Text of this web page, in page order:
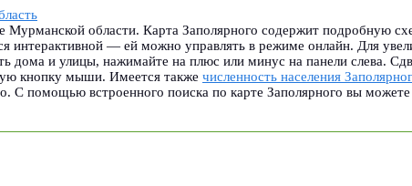
Мурманской области. Карта Заполярного содержит подробную
интерактивной — ей можно управлять в режиме онлайн. Для
дома и улицы, нажимайте на плюс или минус на панели слева.
кнопку мыши. Имеется также численность населения
С помощью встроенного поиска по карте Заполярного вы